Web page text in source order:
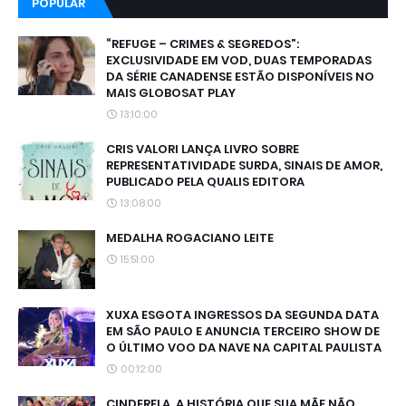
POPULAR
“REFUGE – CRIMES & SEGREDOS”:
EXCLUSIVIDADE EM VOD, DUAS TEMPORADAS
DA SÉRIE CANADENSE ESTÃO DISPONÍVEIS NO
MAIS GLOBOSAT PLAY
13:10:00
CRIS VALORI LANÇA LIVRO SOBRE
REPRESENTATIVIDADE SURDA, SINAIS DE AMOR,
PUBLICADO PELA QUALIS EDITORA
13:08:00
MEDALHA ROGACIANO LEITE
15:51:00
XUXA ESGOTA INGRESSOS DA SEGUNDA DATA
EM SÃO PAULO E ANUNCIA TERCEIRO SHOW DE
O ÚLTIMO VOO DA NAVE NA CAPITAL PAULISTA
00:12:00